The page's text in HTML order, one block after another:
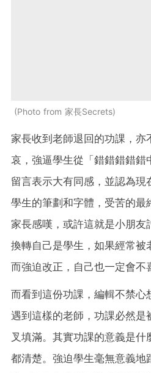
Photo from 家長Secrets
家長收到老師退回的功課，亦
哀，強逼學生從「錯錯錯錯錯
留言表示大有同感，並認為現
學生的筆劃和字體，受苦的最
家長感嘆，或許這就是小朋友
換轉自己是學生，如果經常被
而強迫改正，自己也一定會不
而看到這份功課，編輯不禁心
遇到這樣的老師，功課必然是
叉填滿。其實功課的意義是什
都清楚。強迫學生毫無意義地